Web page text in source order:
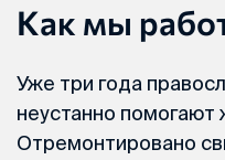
Как мы
Уже три года
неустанно
Отремонтировано